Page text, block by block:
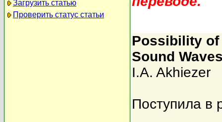
Загрузить статью
Проверить статус статьи
Possibility
Sound
I.A. Akhiezer
Поступила в